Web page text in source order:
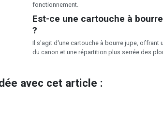
fonctionnement.
Est-ce une cartouche à
?
Il s'agit d'une cartouche à bourre jupe, offrant
du canon et une répartition plus serrée des
avec cet article :